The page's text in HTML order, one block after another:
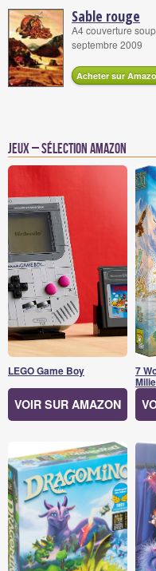
Sable rouge
A4 couverture
septembre 2009
Acheter sur
Jeux – Sélection Amazon
LEGO Game Boy
VOIR SUR AMAZON
7